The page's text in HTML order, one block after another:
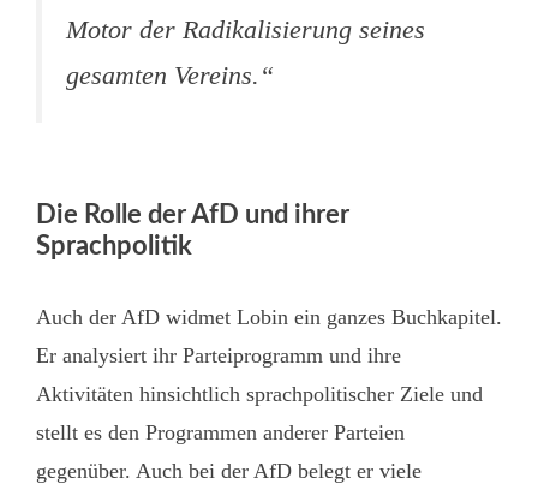
Motor der Radikalisierung seines
gesamten Vereins.“
Die Rolle der AfD und ihrer
Sprachpolitik
Auch der AfD widmet Lobin ein ganzes Buchkapitel.
Er analysiert ihr Parteiprogramm und ihre
Aktivitäten hinsichtlich sprachpolitischer Ziele und
stellt es den Programmen anderer Parteien
gegenüber. Auch bei der AfD belegt er viele